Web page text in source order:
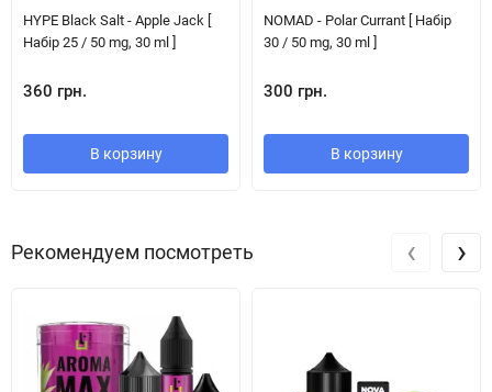
HYPE Black Salt - Apple Jack [
Набір 25 / 50 mg, 30 ml ]
360 грн.
В корзину
NOMAD - Polar Currant [ Набір
30 / 50 mg, 30 ml ]
300 грн.
В корзину
Рекомендуем посмотреть ‹ ›